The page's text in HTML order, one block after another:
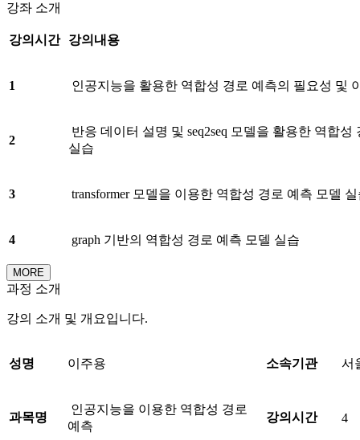
강좌 소개
강의시간 강의내용
1 인공지능을 활용한 역합성 경로 예측의 필요성 및
2
반응 데이터 설명 및 seq2seq 모델을 활용한 역합성
실습
3 transformer 모델을 이용한 역합성 경로 예측 모델
4 graph 기반의 역합성 경로 예측 모델 실습
MORE
과정 소개
강의 소개 및 개요입니다.
성명 이주용 소속기관 서
과목명
인공지능을 이용한 역합성 경로
예측
강의시간 4